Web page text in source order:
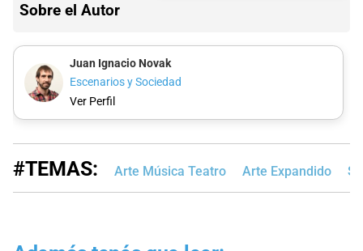
Sobre el Autor
Juan Ignacio Novak
Escenarios y Sociedad
Ver Perfil
#TEMAS: Arte Música Teatro Arte Expandido